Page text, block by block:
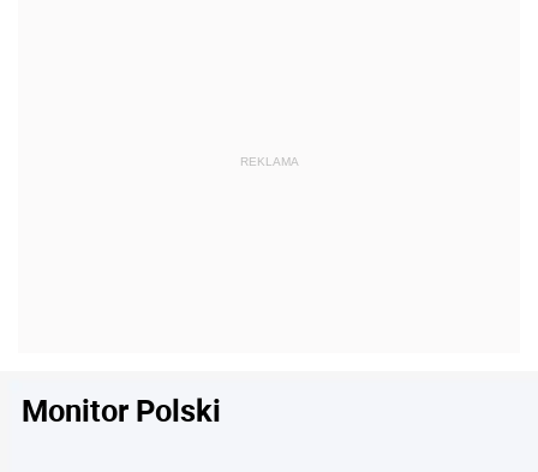
Monitor Polski